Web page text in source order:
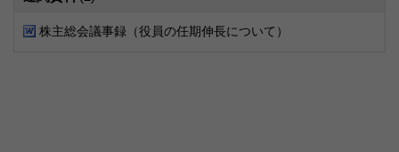
株主総会議事録（役員の任期伸長について）